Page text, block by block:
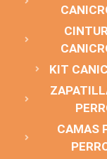
KIT
CAMAS